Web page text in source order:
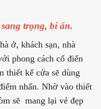
trọng, bí ẩn.
ở, khách sạn, nhà
phong cách cổ điển
thiết kế cửa sẽ dùng
nhấn. Nhờ vào thiết
sẽ mang lại vẻ đẹp